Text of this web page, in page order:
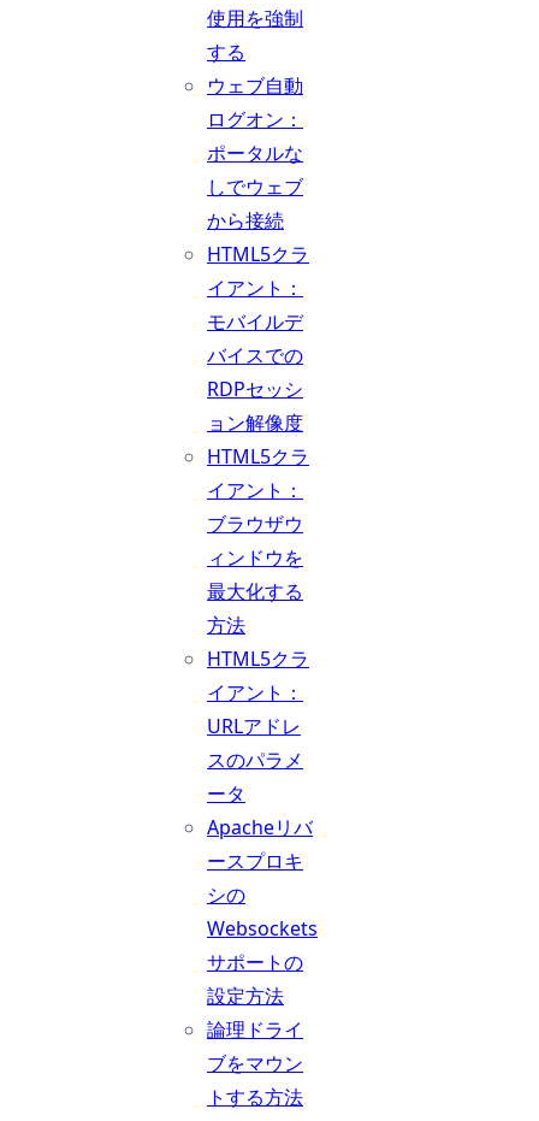
使用を強制
する
ウェブ自動
ログオン：
ポータルな
しでウェブ
から接続
HTML5クラ
イアント：
モバイルデ
バイスでの
RDPセッシ
ョン解像度
HTML5クラ
イアント：
ブラウザウ
ィンドウを
最大化する
方法
HTML5クラ
イアント：
URLアドレ
スのパラメ
ータ
Apacheリバ
ースプロキ
シの
Websockets
サポートの
設定方法
論理ドライ
ブをマウン
トする方法